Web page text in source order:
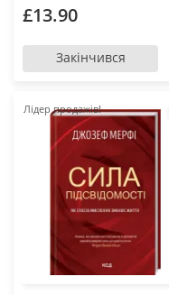
£13.90
Закінчився
Лідер продажів!